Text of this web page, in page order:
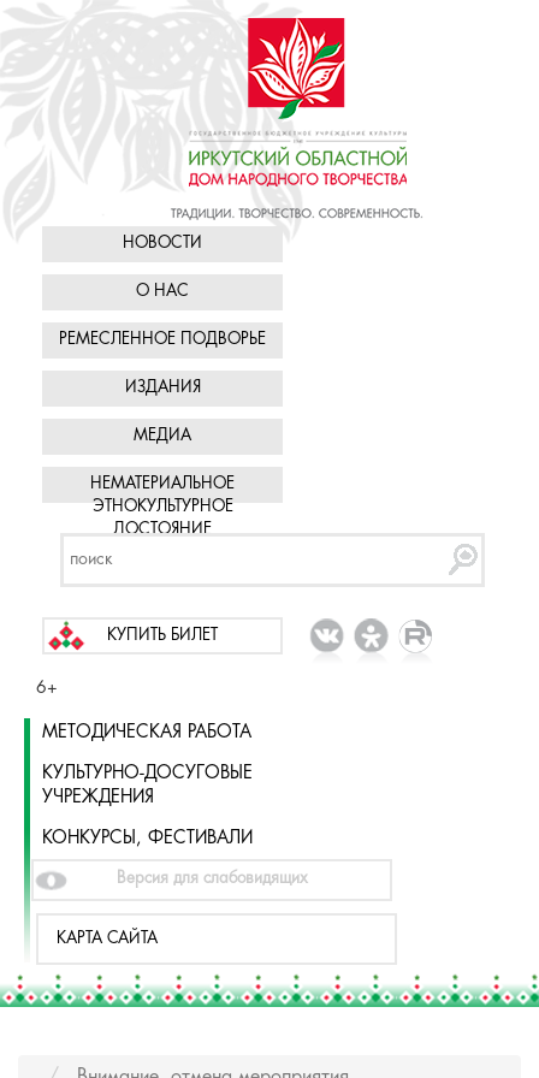
НОВОСТИ
О НАС
РЕМЕСЛЕННОЕ ПОДВОРЬЕ
ИЗДАНИЯ
МЕДИА
НЕМАТЕРИАЛЬНОЕ
ЭТНОКУЛЬТУРНОЕ
ДОСТОЯНИЕ
КУПИТЬ БИЛЕТ
6+
МЕТОДИЧЕСКАЯ РАБОТА
КУЛЬТУРНО-ДОСУГОВЫЕ
УЧРЕЖДЕНИЯ
КОНКУРСЫ, ФЕСТИВАЛИ
Версия для слабовидящих
КАРТА САЙТА